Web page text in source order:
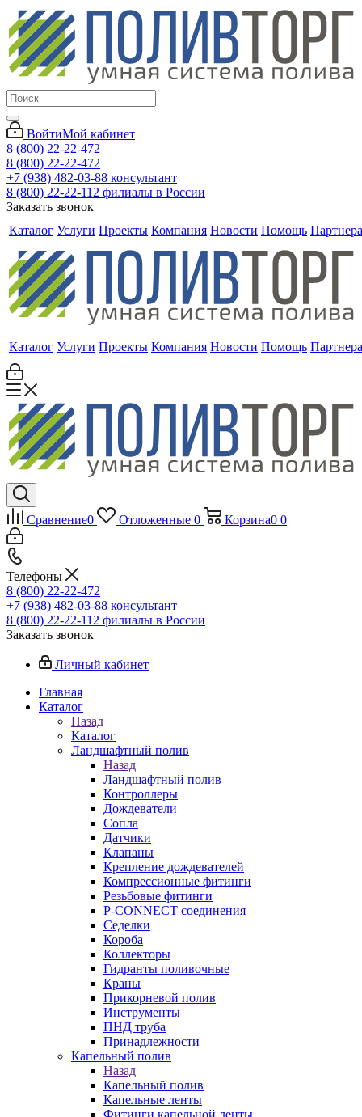
ВойтиМой кабинет
8 (800) 22-22-472
8 (800) 22-22-472
+7 (938) 482-03-88 консультант
8 (800) 22-22-112 филиалы в России
Заказать звонок
Каталог Услуги Проекты Компания Новости Помощь
Каталог Услуги Проекты Компания Новости Помощь
Сравнение0 Отложенные 0 Корзина0 0
Телефоны
8 (800) 22-22-472
+7 (938) 482-03-88 консультант
8 (800) 22-22-112 филиалы в России
Заказать звонок
Личный кабинет
Главная
Каталог
Назад
Каталог
Ландшафтный полив
Назад
Ландшафтный полив
Контроллеры
Дождеватели
Сопла
Датчики
Клапаны
Крепление дождевателей
Компрессионные фитинги
Резьбовые фитинги
P-CONNECT соединения
Седелки
Короба
Коллекторы
Гидранты поливочные
Краны
Прикорневой полив
Инструменты
ПНД труба
Принадлежности
Капельный полив
Назад
Капельный полив
Капельные ленты
Фитинги капельной ленты